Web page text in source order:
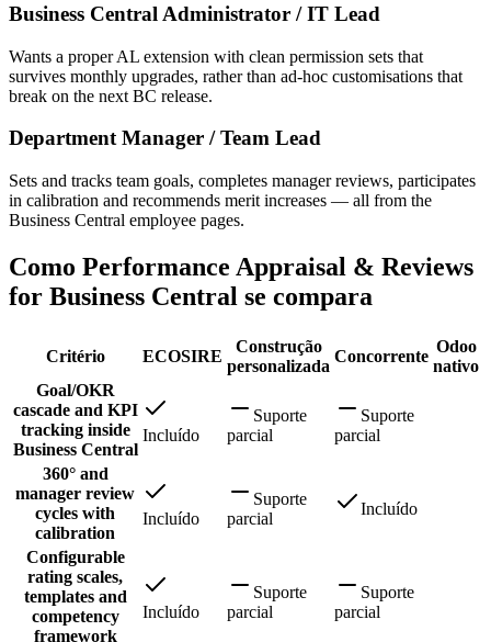
Business Central Administrator / IT Lead
Wants a proper AL extension with clean permission sets that
survives monthly upgrades, rather than ad-hoc customisations that
break on the next BC release.
Department Manager / Team Lead
Sets and tracks team goals, completes manager reviews, participates
in calibration and recommends merit increases — all from the
Business Central employee pages.
Como Performance Appraisal & Reviews
for Business Central se compara
Critério ECOSIRE
Construção
personalizada
Concorrente
Odoo
nativo
Goal/OKR
cascade and KPI
tracking inside
Business Central
Incluído
Suporte
parcial
Suporte
parcial
360° and
manager review
cycles with
calibration
Incluído
Suporte
parcial
Incluído
Configurable
rating scales,
templates and
competency
framework
Incluído
Suporte
parcial
Suporte
parcial